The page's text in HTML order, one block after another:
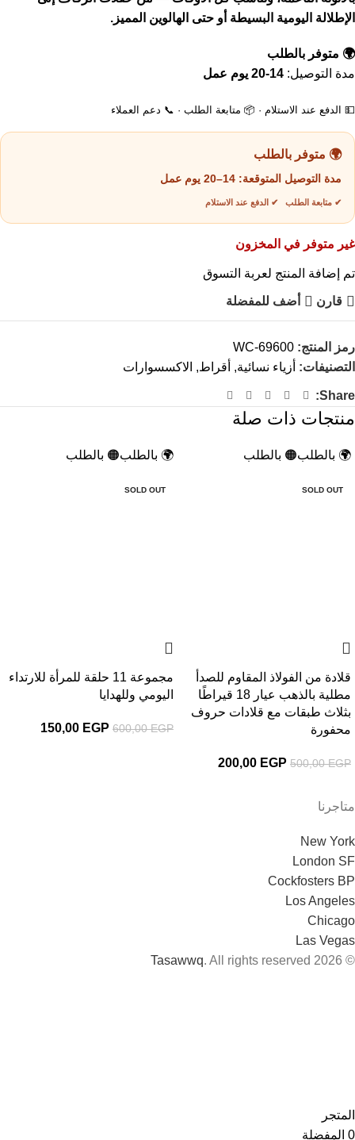
الإطلالة اليومية البسيطة أو حتى الهالوين المميز.
🌍 متوفر بالطلب
مدة التوصيل: 14-20 يوم عمل
💵 الدفع عند الاستلام · 📦 متابعة الطلب · 📞 دعم العملاء
🌍 متوفر بالطلب
مدة التوصيل المتوقعة: 14–20 يوم عمل
✔ متابعة الطلب ✔ الدفع عند الاستلام
غير متوفر في المخزون
تم إضافة المنتج لعربة التسوق
قارن أضف للمفضلة
رمز المنتج: WC-69600
التصنيفات: أزياء نسائية, أقراط, الاكسسوارات
Share:
منتجات ذات صلة
🌍 بالطلب🟠 بالطلب
SOLD OUT
قلادة من الفولاذ المقاوم للصدأ
مطلية بالذهب عيار 18 قيراطًا
بثلاث طبقات مع قلادات حروف
محفورة
500,00EGP
200,00 EGP
🌍 بالطلب🟠 بالطلب
SOLD OUT
مجموعة 11 حلقة للمرأة للارتداء
اليومي وللهدايا
600,00EGP
150,00 EGP
متاجرنا
New York
London SF
Cockfosters BP
Los Angeles
Chicago
Las Vegas
© 2026
Tasawwq. All rights reserved
المتجر
0 المفضلة